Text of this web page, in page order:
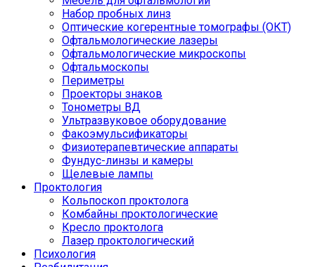
Набор пробных линз
Оптические когерентные томографы (ОКТ)
Офтальмологические лазеры
Офтальмологические микроскопы
Офтальмоскопы
Периметры
Проекторы знаков
Тонометры ВД
Ультразвуковое оборудование
Факоэмульсификаторы
Физиотерапевтические аппараты
Фундус-линзы и камеры
Щелевые лампы
Проктология
Кольпоскоп проктолога
Комбайны проктологические
Кресло проктолога
Лазер проктологический
Психология